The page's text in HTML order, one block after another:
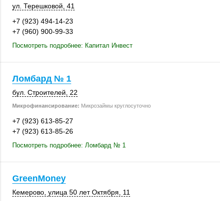
ул. Терешковой, 41
+7 (923) 494-14-23
+7 (960) 900-99-33
Посмотреть подробнее: Капитал Инвест
Ломбард № 1
бул. Строителей, 22
Микрофинансирование: Микрозаймы круглосуточно
+7 (923) 613-85-27
+7 (923) 613-85-26
Посмотреть подробнее: Ломбард № 1
GreenMoney
Кемерово , улица 50 лет Октября, 11